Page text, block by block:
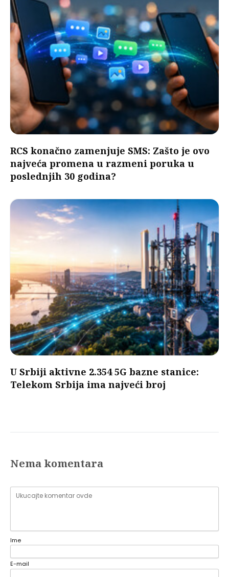
RCS konačno zamenjuje SMS: Zašto je ovo
najveća promena u razmeni poruka u
poslednjih 30 godina?
U Srbiji aktivne 2.354 5G bazne stanice:
Telekom Srbija ima najveći broj
Nema komentara
Ime
E-mail